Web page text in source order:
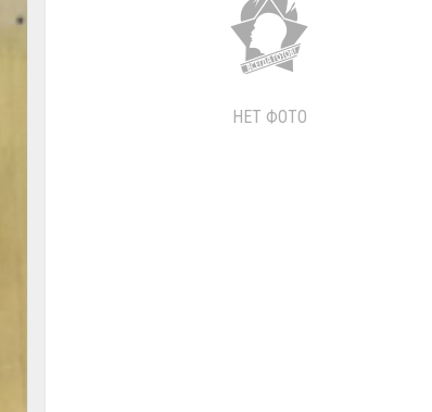
Шеймарденом Байраковичем мы поднимали
вопрос. И вот час настал, убойный пункт
в помещении установлена холодильная
наступлением теплого времени будет
благоустроена территория. Перед открытием
НЕТ ФОТО